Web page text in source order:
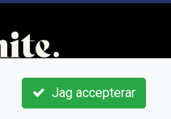
Jag accepterar